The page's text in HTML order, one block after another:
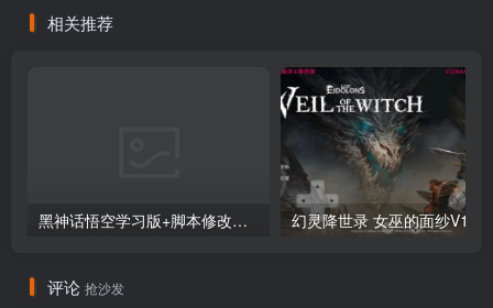
相关推荐
黑神话悟空学习版+脚本修改器+加综合资料 最新版
评论 抢沙发